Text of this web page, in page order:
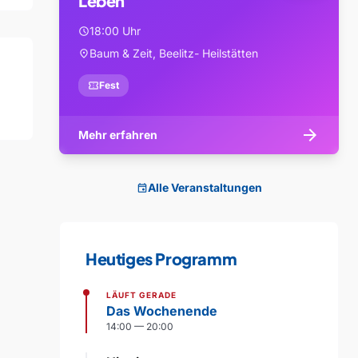
schedule18:00 Uhr
location_onBaum & Zeit, Beelitz- Heilstätten
confirmation_numberFest
Mehr erfahren arrow_forward
eventAlle Veranstaltungen
Heutiges Programm
LÄUFT GERADE
Das Wochenende
14:00 — 20:00